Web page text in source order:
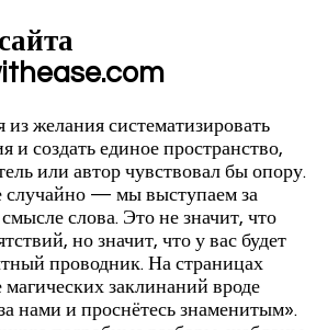
из желания систематизировать
и создать единое пространство,
или автор чувствовал бы опору.
случайно — мы выступаем за
слова. Это не значит, что
но значит, что у вас будет
проводник. На страницах
магических заклинаний вроде
нами и проснётесь знаменитым».